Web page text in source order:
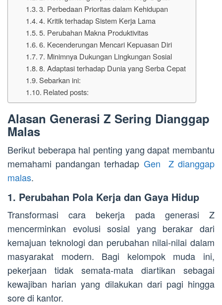
3. Perbedaan Prioritas dalam Kehidupan
4. Kritik terhadap Sistem Kerja Lama
5. Perubahan Makna Produktivitas
6. Kecenderungan Mencari Kepuasan Diri
7. Minimnya Dukungan Lingkungan Sosial
8. Adaptasi terhadap Dunia yang Serba Cepat
Sebarkan ini:
Related posts:
Alasan Generasi Z Sering Dianggap
Malas
Berikut beberapa hal penting yang dapat membantu
memahami pandangan terhadap Gen Z dianggap
malas.
1. Perubahan Pola Kerja dan Gaya Hidup
Transformasi cara bekerja pada generasi Z
mencerminkan evolusi sosial yang berakar dari
kemajuan teknologi dan perubahan nilai-nilai dalam
masyarakat modern. Bagi kelompok muda ini,
pekerjaan tidak semata-mata diartikan sebagai
kewajiban harian yang dilakukan dari pagi hingga
sore di kantor.